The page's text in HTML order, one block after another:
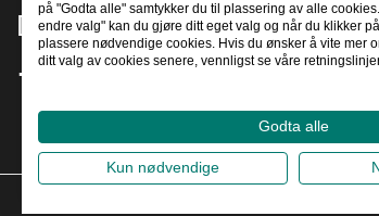
[_General:SocialMediaTitle]
på "Godta alle" samtykker du til plassering av alle
endre valg" kan du gjøre ditt eget valg og når du klikker
plassere nødvendige cookies. Hvis du ønsker å vite mer
ditt valg av cookies senere, vennligst se våre
Godta alle
Kun nødvendige